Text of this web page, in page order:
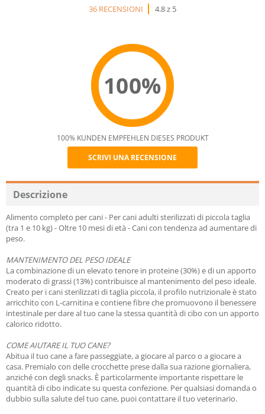
36 RECENSIONI
4.8 z 5
100%
Recommend
100% KUNDEN EMPFEHLEN DIESES PRODUKT
SCRIVI UNA RECENSIONE
Descrizione
Alimento completo per cani - Per cani adulti sterilizzati di piccola taglia
(tra 1 e 10 kg) - Oltre 10 mesi di età - Cani con tendenza ad aumentare di
peso.
MANTENIMENTO DEL PESO IDEALE
La combinazione di un elevato tenore in proteine (30%) e di un apporto
moderato di grassi (13%) contribuisce al mantenimento del peso ideale.
Creato per i cani sterilizzati di taglia piccola, il profilo nutrizionale è stato
arricchito con L-carnitina e contiene fibre che promuovono il benessere
intestinale per dare al tuo cane la stessa quantità di cibo con un apporto
calorico ridotto.
COME AIUTARE IL TUO CANE?
Abitua il tuo cane a fare passeggiate, a giocare al parco o a giocare a
casa. Premialo con delle crocchette prese dalla sua razione giornaliera,
anziché con degli snacks. È particolarmente importante rispettare le
quantità di cibo indicate su questa confezione. Per qualsiasi domanda o
dubbio sulla salute del tuo cane, puoi contattare il tuo veterinario.